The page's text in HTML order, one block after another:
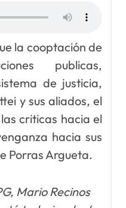
la cooptación de
publicas,
de justicia,
y sus aliados, el
criticas hacia el
hacia sus
Porras Argueta.
Mario Recinos